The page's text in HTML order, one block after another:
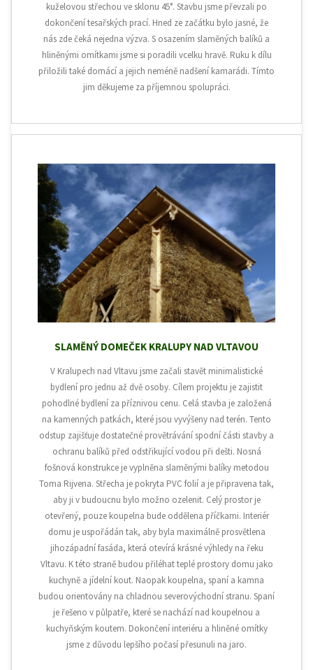
kuželovou střechou ve sklonu 45°. Stavbu jsme převzali po
dokončení tesařských prací. Hned ze začátku bylo jasné, že
nás zde čeká nejedna výzva. S osazením slaměných balíků a
hliněnými omítkami jsme si poradili vcelku hravě. Ruku k dílu
přiložili také domácí a jejich neméně nadšení kamarádi. Tímto
jim děkujeme za příjemnou spolupráci.
SLAMĚNÝ DOMEČEK KRALUPY NAD VLTAVOU
V Kralupech nad Vltavu jsme začali stavět minimalistické
bydlení pro jednu až dvě osoby. Cílem projektu je zajistit
pohodlné bydlení za příznivou cenu. Celá stavba je založená
na kamenných patkách, které jsou vyvýšeny nad terén. Tento
odstup zajišťuje dostatečné provětrávání spodní části stavby a
ochranu balíků před odstřikující vodou při dešti. Nosná
fošnová konstrukce je vyplněna slaměnými balíky metodou
Toma Rijvena. Střecha je pokryta PVC folií a je připravena tak,
aby ji v budoucnu bylo možno ozelenit. Celý prostor je
otevřený, pouze koupelna bude oddělena příčkami. Interiér
domu je uspořádán tak, aby byla maximálně prosvětlena
jihozápadní fasáda, která otevírá krásné výhledy na řeku
Vltavu. K této straně budou přiléhat teplé prostory domu jako
kuchyně a jídelní kout. Naopak koupelna, spaní a kamna
budou orientovány na chladnou severovýchodní stranu. Spaní
je řešeno v půlpatře, které se nachází nad koupelnou a
kuchyňským koutem. Dokončení interiéru a hliněné omítky
jsme z důvodu lepšího počasí přesunuli na jaro.